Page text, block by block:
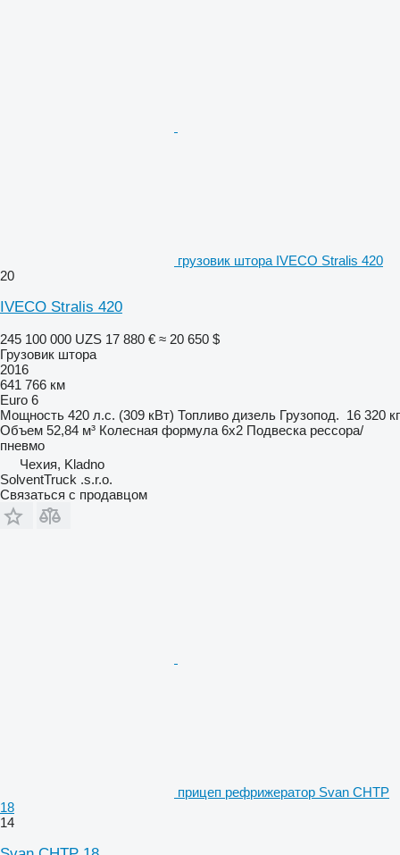
грузовик штора IVECO Stralis 420
20
IVECO Stralis 420
245 100 000 UZS 17 880 € ≈ 20 650 $
Грузовик штора
2016
641 766 км
Euro 6
Мощность 420 л.с. (309 кВт) Топливо дизель Грузопод. 16 320 кг
Объем 52,84 м³ Колесная формула 6x2 Подвеска рессора/
пневмо
Чехия, Kladno
SolventTruck .s.r.o.
Связаться с продавцом
прицеп рефрижератор Svan CHTP
18
14